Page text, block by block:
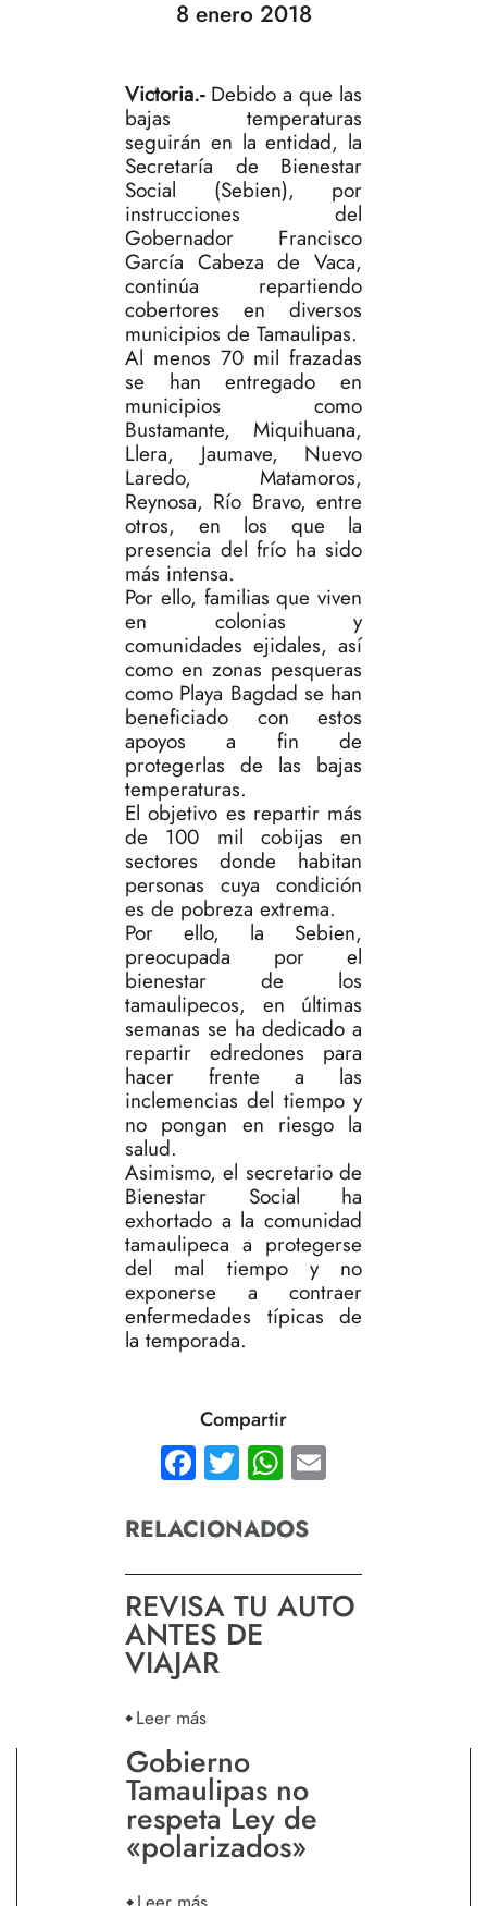
8 enero 2018
Victoria.-Debido a que las
bajas temperaturas
seguirán en la entidad, la
Secretaría de Bienestar
Social (Sebien), por
instrucciones del
Gobernador Francisco
García Cabeza de Vaca,
continúa repartiendo
cobertores en diversos
municipios de Tamaulipas.
Al menos 70 mil frazadas
se han entregado en
municipios como
Bustamante, Miquihuana,
Llera, Jaumave, Nuevo
Laredo, Matamoros,
Reynosa, Río Bravo, entre
otros, en los que la
presencia del frío ha sido
más intensa.
Por ello, familias que viven
en colonias y
comunidades ejidales, así
como en zonas pesqueras
como Playa Bagdad se han
beneficiado con estos
apoyos a fin de
protegerlas de las bajas
temperaturas.
El objetivo es repartir más
de 100 mil cobijas en
sectores donde habitan
personas cuya condición
es de pobreza extrema.
Por ello, la Sebien,
preocupada por el
bienestar de los
tamaulipecos, en últimas
semanas se ha dedicado a
repartir edredones para
hacer frente a las
inclemencias del tiempo y
no pongan en riesgo la
salud.
Asimismo, el secretario de
Bienestar Social ha
exhortado a la comunidad
tamaulipeca a protegerse
del mal tiempo y no
exponerse a contraer
enfermedades típicas de
la temporada.
Compartir
Facebook
TwitterWhatsApp
RELACIONADOS
REVISA TU AUTO
ANTES DE
VIAJAR
Leer más
Gobierno
Tamaulipas no
respeta Ley de
«polarizados»